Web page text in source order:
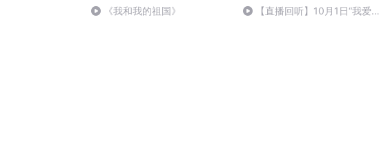
《我和我的祖国》
【直播回听】10月1日“我爱你